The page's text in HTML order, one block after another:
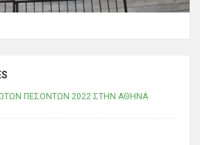
ΠΕΣΟΝΤΩΝ 2022 ΣΤΗΝ ΑΘΗΝΑ